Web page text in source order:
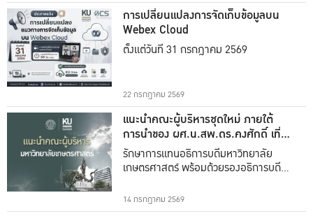
การเปลี่ยนแปลงการจัดเก็บข้อมูลบน
Webex Cloud
ตั้งแต่วันที่ 31 กรกฎาคม 2569
22 กรกฎาคม 2569
แนะนำคณะผู้บริหารชุดใหม่ ภายใต้
การนำของ ผศ.น.สพ.ดร.คงศักดิ์ เที่ยง
ธรรม
รักษาการแทนอธิการบดีมหาวิทยาลัย
เกษตรศาสตร์ พร้อมด้วยรองอธิการบดีทั้ง
14 กรกฎาคม 2569